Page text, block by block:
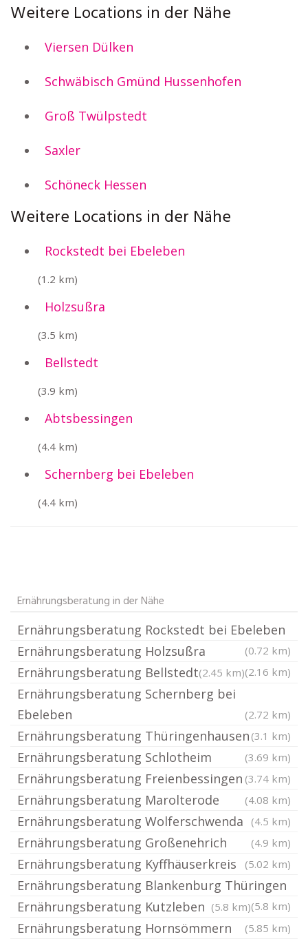
Weitere Locations in der Nähe
Viersen Dülken
Schwäbisch Gmünd Hussenhofen
Groß Twülpstedt
Saxler
Schöneck Hessen
Weitere Locations in der Nähe
Rockstedt bei Ebeleben
(1.2 km)
Holzsußra
(3.5 km)
Bellstedt
(3.9 km)
Abtsbessingen
(4.4 km)
Schernberg bei Ebeleben
(4.4 km)
Ernährungsberatung in der Nähe
Ernährungsberatung Rockstedt bei Ebeleben
(0.72 km)
Ernährungsberatung Holzsußra
(2.16 km)
Ernährungsberatung Bellstedt(2.45 km)
Ernährungsberatung Schernberg bei
Ebeleben
(2.72 km)
Ernährungsberatung Thüringenhausen (3.1 km)
Ernährungsberatung Schlotheim (3.69 km)
Ernährungsberatung Freienbessingen (3.74 km)
Ernährungsberatung Marolterode (4.08 km)
Ernährungsberatung Wolferschwenda (4.5 km)
Ernährungsberatung Großenehrich (4.9 km)
Ernährungsberatung Kyffhäuserkreis (5.02 km)
Ernährungsberatung Blankenburg Thüringen
(5.8 km)
Ernährungsberatung Kutzleben (5.8 km)
Ernährungsberatung Hornsömmern (5.85 km)